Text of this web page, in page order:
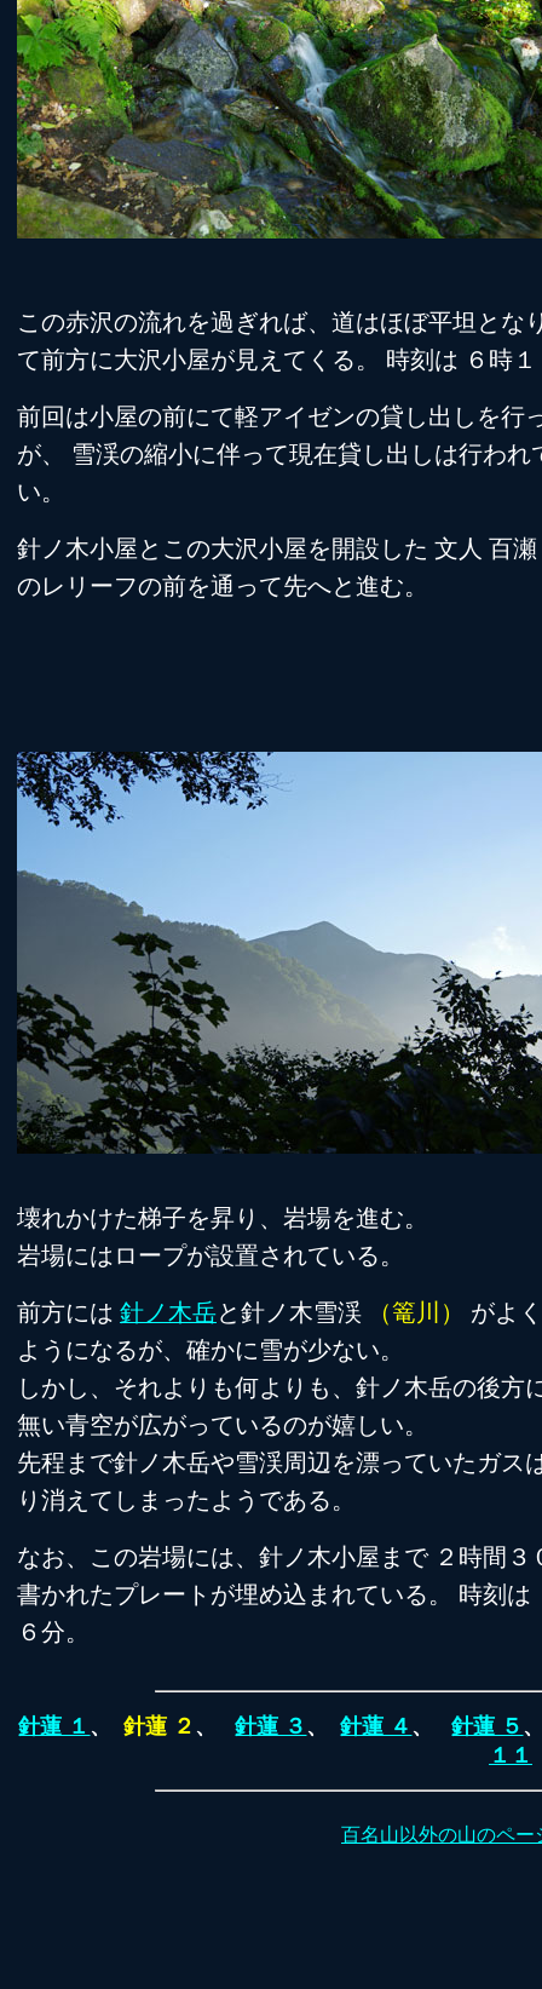
この赤沢の流れを過ぎれば、道はほぼ平坦とな
て前方に大沢小屋が見えてくる。 時刻は ６時
前回は小屋の前にて軽アイゼンの貸し出しを行
が、 雪渓の縮小に伴って現在貸し出しは行われ
い。
針ノ木小屋とこの大沢小屋を開設した 文人 百
のレリーフの前を通って先へと進む。
壊れかけた梯子を昇り、岩場を進む。
岩場にはロープが設置されている。
前方には 針ノ木岳と針ノ木雪渓 （篭川）
がよ
ようになるが、確かに雪が少ない。
しかし、それよりも何よりも、針ノ木岳の後方
無い青空が広がっているのが嬉しい。
先程まで針ノ木岳や雪渓周辺を漂っていたガス
り消えてしまったようである。
なお、この岩場には、針ノ木小屋まで ２時間３
書かれたプレートが埋め込まれている。 時刻は
６分。
針蓮 １ 、針蓮 ２ 、針蓮 ３ 、針蓮 ４ 、針蓮 ５
１１
百名山以外の山のペー